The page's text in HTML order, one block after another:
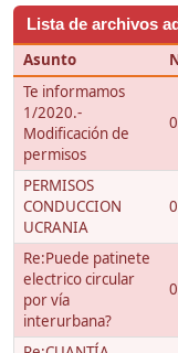
Lista de archivos
Asunto
Te informamos
1/2020.-
Modificación de
permisos
PERMISOS
CONDUCCION
UCRANIA
Re:Puede patinete
electrico circular
por vía
interurbana?